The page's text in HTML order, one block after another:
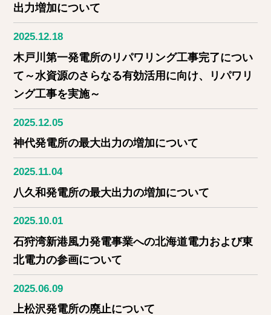
出力増加について
2025.12.18
木戸川第一発電所のリパワリング工事完了につい
て～水資源のさらなる有効活用に向け、リパワリ
ング工事を実施～
2025.12.05
神代発電所の最大出力の増加について
2025.11.04
八久和発電所の最大出力の増加について
2025.10.01
石狩湾新港風力発電事業への北海道電力および東
北電力の参画について
2025.06.09
上松沢発電所の廃止について